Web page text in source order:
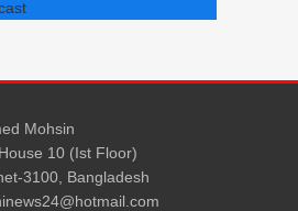
Mohsin
10 (Ist Floor)
3100, Bangladesh